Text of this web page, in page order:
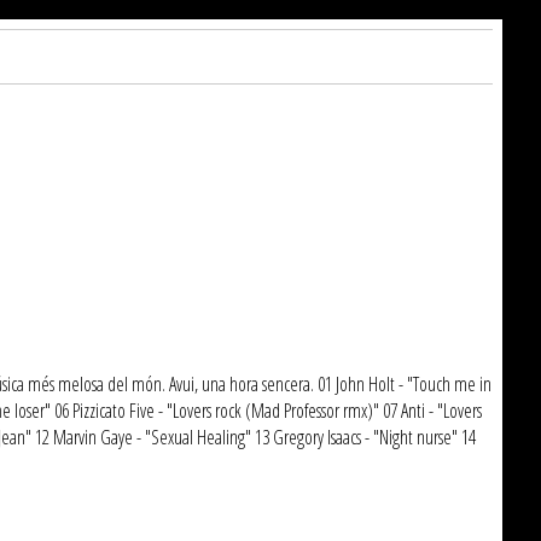
més melosa del món. Avui, una hora sencera. 01 John Holt - "Touch me in
06 Pizzicato Five - "Lovers rock (Mad Professor rmx)" 07 Anti - "Lovers
12 Marvin Gaye - "Sexual Healing" 13 Gregory Isaacs - "Night nurse" 14